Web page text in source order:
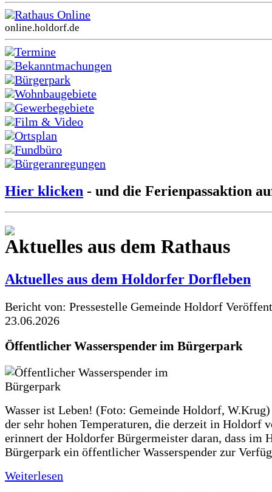
Rathaus Online
online.holdorf.de
Termine
Bekanntmachungen
Bürgerpark
Wohnbaugebiete
Gewerbegebiete
Film & Video
Ortsplan
Fundbüro
Bürgeranregungen
Hier klicken - und die Ferienpassaktion
Aktuelles aus dem Rathaus
Aktuelles aus dem Holdorfer Dorfleben
Bericht von: Pressestelle Gemeinde Holdorf
23.06.2026
Öffentlicher Wasserspender im Bürgerpark
Wasser ist Leben! (Foto: Gemeinde Holdorf,
der sehr hohen Temperaturen, die derzeit in Holdorf
erinnert der Holdorfer Bürgermeister daran, dass im
Bürgerpark ein öffentlicher Wasserspender zur
Weiterlesen